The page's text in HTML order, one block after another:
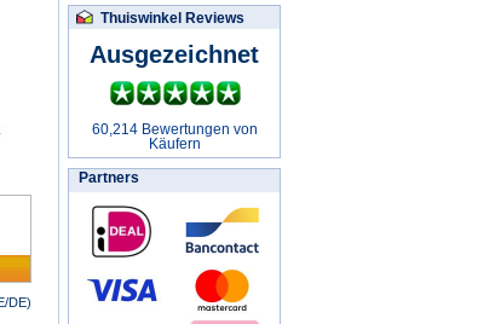
DE)
Thuiswinkel Reviews
Ausgezeichnet
60,214 Bewertungen von
Käufern
Partners